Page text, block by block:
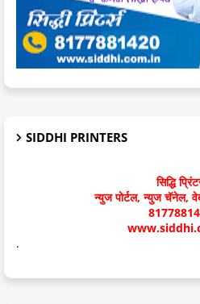
SIDDHI PRINTERS
सिद्धि
न्युज पोर्टल, न्युज चॅनेल,
.